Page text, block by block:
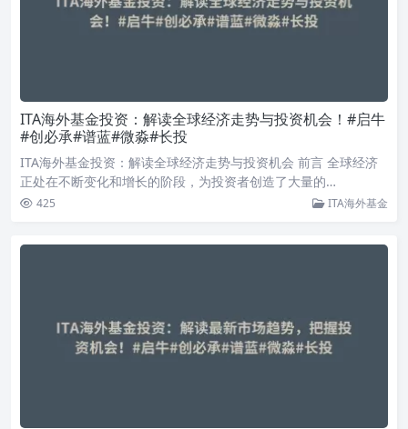
ITA海外基金投资：解读全球经济走势与投资机会！#启牛
#创必承#谱蓝#微淼#长投
ITA海外基金投资：解读全球经济走势与投资机会 前言 全球经济
正处在不断变化和增长的阶段，为投资者创造了大量的…
425 ITA海外基金